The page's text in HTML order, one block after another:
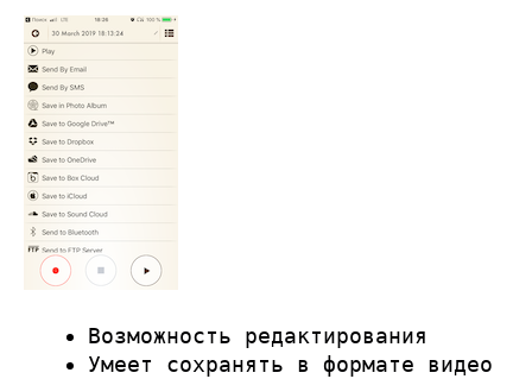
Возможность редактирования
Умеет сохранять в формате видео